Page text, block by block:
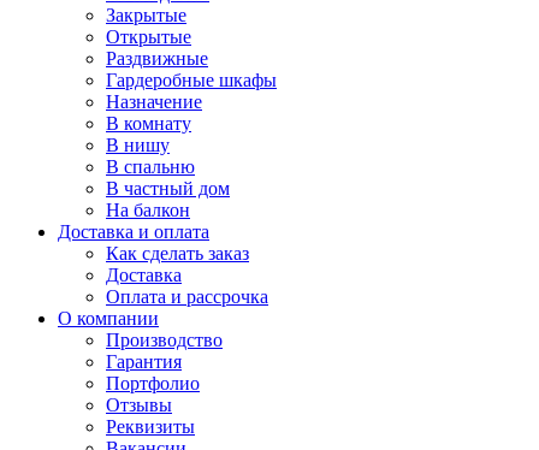
Закрытые
Открытые
Раздвижные
Гардеробные шкафы
Назначение
В комнату
В нишу
В спальню
В частный дом
На балкон
Доставка и оплата
Как сделать заказ
Доставка
Оплата и рассрочка
О компании
Производство
Гарантия
Портфолио
Отзывы
Реквизиты